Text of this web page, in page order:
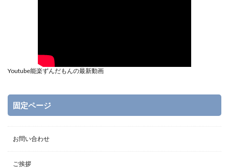
Youtube能楽ずんだもんの最新動画
固定ページ
お問い合わせ
ご挨拶